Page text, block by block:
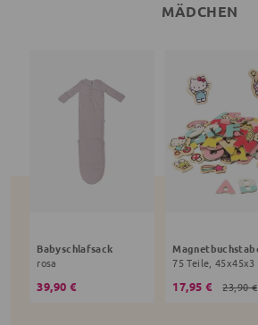
MÄDCHEN
Babyschlafsack
rosa
39,90 € 17,95 € 23,90 €